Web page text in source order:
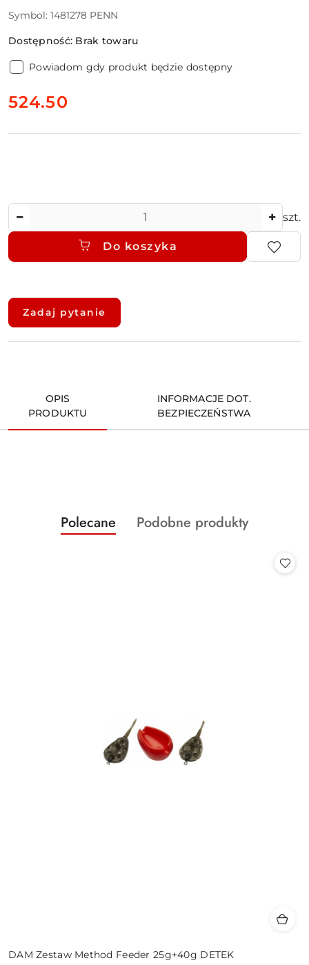
Symbol: 1481278 PENN
Dostępność: Brak towaru
Powiadom gdy produkt będzie dostępny
cena:
524.50
szt.
Do koszyka
Dostępność
dostawa
Zadaj pytanie
OPIS
PRODUKTU
INFORMACJE DOT.
BEZPIECZEŃSTWA
Pomiń karuzelę produktów
Produkty
o
Polecane
Produkty
Podobne produkty
DAM Zestaw Method Feeder 25g+40g DETEK